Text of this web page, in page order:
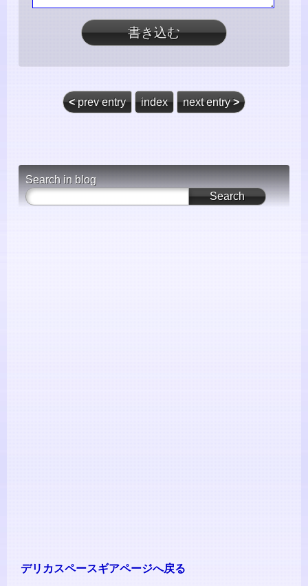
<prev entry index next entry>
Search in blog
デリカスペースギアページへ戻る